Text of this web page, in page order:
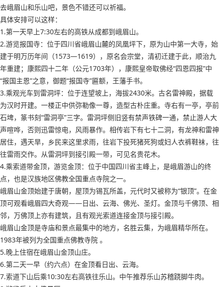
去峨眉山和乐山吧，景色不错还可以祈福。
具体安排可以这样：
1.第一天早上7:30左右的高铁从成都到峨眉山。
2.游览报国寺：位于四川省峨眉山麓的凤凰坪下，原为山中第一大寺，始
建于明万历年间（1573—1619），原名会宗堂，清初迁建于此，顺治九
年重建；康熙四十二年（公元1703年），康熙皇帝取佛经“四恩四报”中
“报国主恩”之意，御题“报国寺”匾额，王藩手书。
3.乘观光车到雷洞坪：位于连望坡上，海拔2430米。古名雷神殿，据载
为汉时开建。一楼正中供弥勒像一尊，造型古朴庄重。寺右有一亭，亭前
石埤，篆书刻“雷洞亭”三字。雷洞坪侧旧竖有禁声铁碑一通，禁止游人大
声喧哗，否则迅雷惊电，风雨暴作。相传岩下有七十二洞，有龙神和雷神
居住，遇天旱，乡民来这里求雨，往岩下投死猪死狗或妇人衣裤鞋袜，往
往雷雨交作。从雷洞坪到接引殿一带，可见名贵花木。
4.乘索道带金顶，游览金顶：位于中国四川省主峰上，是峨眉游山的终
点，也是汉族地区佛教全国重点寺院之一。
峨眉山金顶始建于唐朝，屋顶为锡瓦所盖，元代时又被称为“银顶”。在金
顶可观看峨眉四大奇观——日出、云海、佛光、圣灯。金顶与千佛顶、相
邻，万佛顶上亦有建筑，且有观光索道连接金顶与接引殿。
峨眉山金顶是寺庙和景点最集中的地方，名胜云集，为峨眉精华所在。
1983年被列为全国重点佛教寺院 。
5.晚上住宿在峨眉山金顶山庄。
6.第二天一早（约六点）在金顶看日出、云海。
7.索道下山后乘10:30左右高铁往乐山。中午推荐乐山苏稽跷脚牛肉。